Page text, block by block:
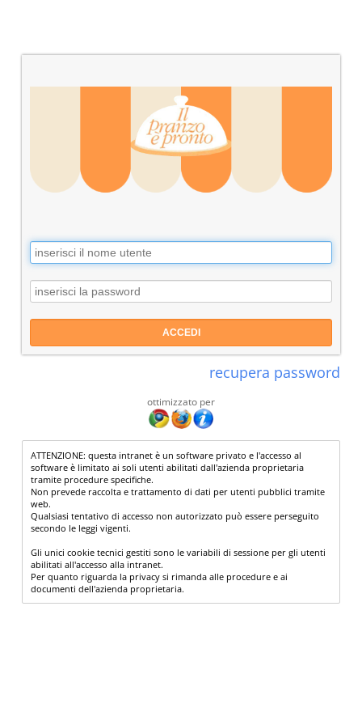
recupera password
ottimizzato per
ATTENZIONE: questa intranet è un software privato e l'accesso al
software è limitato ai soli utenti abilitati dall'azienda proprietaria
tramite procedure specifiche.
Non prevede raccolta e trattamento di dati per utenti pubblici tramite
web.
Qualsiasi tentativo di accesso non autorizzato può essere perseguito
secondo le leggi vigenti.
Gli unici cookie tecnici gestiti sono le variabili di sessione per gli utenti
abilitati all'accesso alla intranet.
Per quanto riguarda la privacy si rimanda alle procedure e ai
documenti dell'azienda proprietaria.